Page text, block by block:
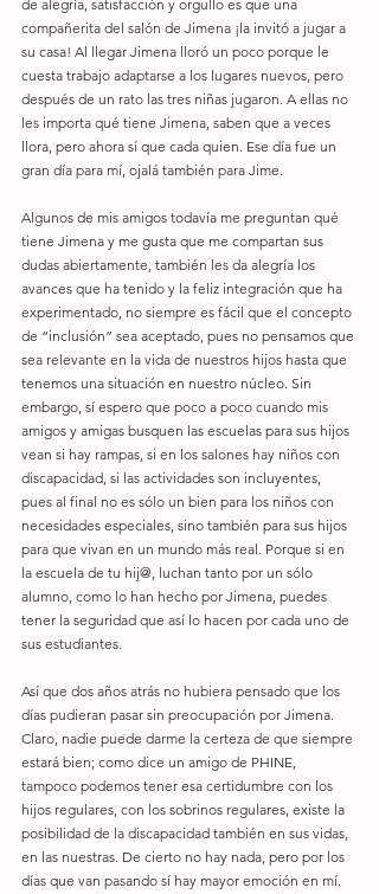
de alegría, satisfacción y orgullo es que una
compañerita del salón de Jimena ¡la invitó a jugar a
su casa! Al llegar Jimena lloró un poco porque le
cuesta trabajo adaptarse a los lugares nuevos, pero
después de un rato las tres niñas jugaron. A ellas no
les importa qué tiene Jimena, saben que a veces
llora, pero ahora sí que cada quien. Ese día fue un
gran día para mí, ojalá también para Jime.
Algunos de mis amigos todavía me preguntan qué
tiene Jimena y me gusta que me compartan sus
dudas abiertamente, también les da alegría los
avances que ha tenido y la feliz integración que ha
experimentado, no siempre es fácil que el concepto
de “inclusión” sea aceptado, pues no pensamos que
sea relevante en la vida de nuestros hijos hasta que
tenemos una situación en nuestro núcleo. Sin
embargo, sí espero que poco a poco cuando mis
amigos y amigas busquen las escuelas para sus hijos
vean si hay rampas, si en los salones hay niños con
discapacidad, si las actividades son incluyentes,
pues al final no es sólo un bien para los niños con
necesidades especiales, sino también para sus hijos
para que vivan en un mundo más real. Porque si en
la escuela de tu hij@, luchan tanto por un sólo
alumno, como lo han hecho por Jimena, puedes
tener la seguridad que así lo hacen por cada uno de
sus estudiantes.
Así que dos años atrás no hubiera pensado que los
días pudieran pasar sin preocupación por Jimena.
Claro, nadie puede darme la certeza de que siempre
estará bien; como dice un amigo de PHINE,
tampoco podemos tener esa certidumbre con los
hijos regulares, con los sobrinos regulares, existe la
posibilidad de la discapacidad también en sus vidas,
en las nuestras. De cierto no hay nada, pero por los
días que van pasando sí hay mayor emoción en mí.